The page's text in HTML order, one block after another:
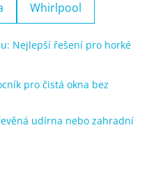
Whirlpool
Nejlepší řešení pro horké
pro čistá okna bez
udírna nebo zahradní